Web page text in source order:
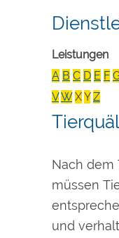
Leistungen
A B C D E F
VW XY Z
Nach dem
müssen
und